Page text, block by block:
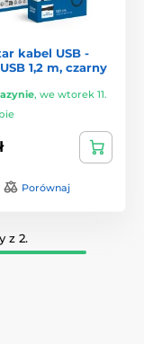
kabel USB -
1,2 m, czarny
, we wtorek 11.
Porównaj
z 2.